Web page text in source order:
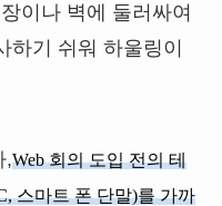
이나 벽에 둘러싸여
기 쉬워 하울링이
,Web 회의 도입 전의 테
스마트 폰 단말)를 가까